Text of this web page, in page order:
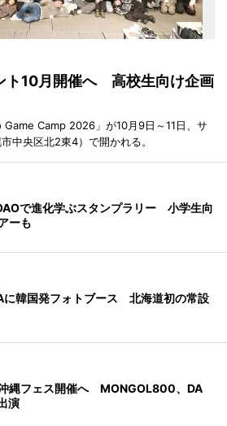
ト10月開催へ 高校生向け企画
Camp 2026」が10月9日～11日、サ
中央区北2東4）で開かれる。
で進化学ぶスタンプラリー 小学生向
ーも
に韓国発フォトブース 北海道初の常設
縄フェス開催へ MONGOL800、DA
演